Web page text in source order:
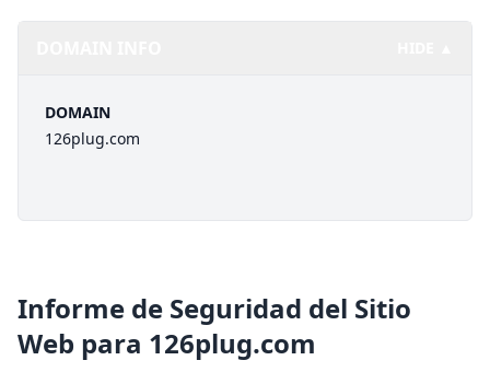
DOMAIN
126plug.com
Informe de Seguridad del Sitio
Web para 126plug.com